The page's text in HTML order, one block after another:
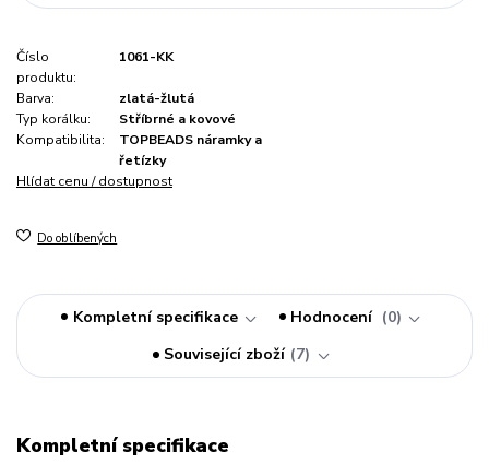
Číslo
produktu:
1061-KK
Barva:
zlatá-žlutá
Typ korálku:
Stříbrné a kovové
Kompatibilita:
TOPBEADS náramky a
řetízky
Hlídat cenu / dostupnost
Do oblíbených
Kompletní specifikace Hodnocení
0
Související zboží 7
Kompletní specifikace